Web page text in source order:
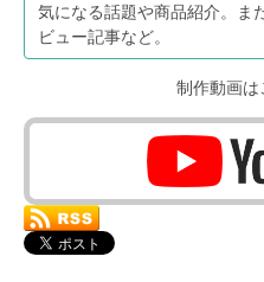
気になる話題や商品紹介。ま
ビュー記事など。
制作動画は